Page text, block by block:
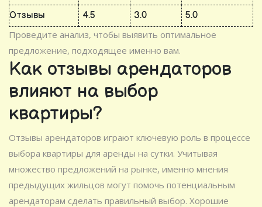
Отзывы
4.5 3.0 5.0
Проведите анализ, чтобы выявить оптимальное
предложение, подходящее именно вам.
Как отзывы арендаторов
влияют на выбор
квартиры?
Отзывы арендаторов играют ключевую роль в процессе
выбора квартиры для аренды на сутки. Учитывая
множество предложений на рынке, именно мнения
предыдущих жильцов могут помочь потенциальным
арендаторам сделать правильный выбор. Хорошие